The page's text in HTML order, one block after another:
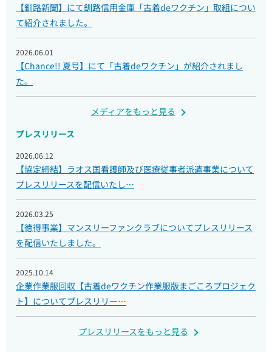
【釧路新聞】にて釧路信用金庫「古着deワクチン」取組につい
て紹介されました。
2026.06.01
【Chance!! 夏号】にて「古着deワクチン」が紹介されまし
た。
メディアをもっと見る
プレスリリース
2026.06.12
【協定締結】ラオス国看護師及び医療従事者派遣事業について
プレスリリースを配信いたし…
2026.03.25
【徳得事業】マンスリーファンクラブについてプレスリリース
を配信いたしました。
2025.10.14
企業作業服回収【古着deワクチン作業服版まごころプロジェク
ト】についてプレスリリー…
プレスリリースをもっと見る